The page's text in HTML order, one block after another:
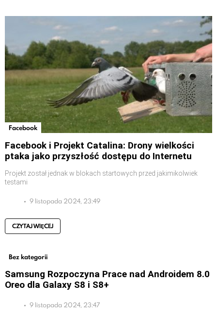
Facebook
Facebook i Projekt Catalina: Drony wielkości
ptaka jako przyszłość dostępu do Internetu
Projekt został jednak w blokach startowych przed jakimikolwiek
testami
9 listopada 2024, 23:49
CZYTAJ WIĘCEJ
Bez kategorii
Samsung Rozpoczyna Prace nad Androidem 8.0
Oreo dla Galaxy S8 i S8+
9 listopada 2024, 23:47